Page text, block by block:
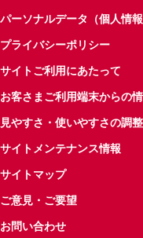
パーソナルデータ（個人情
プライバシーポリシー
サイトご利用にあたって
お客さまご利用端末からの
見やすさ・使いやすさの調整
サイトメンテナンス情報
サイトマップ
ご意見・ご要望
お問い合わせ